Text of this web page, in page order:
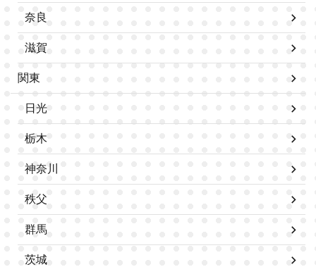
奈良
滋賀
関東
日光
栃木
神奈川
秩父
群馬
茨城